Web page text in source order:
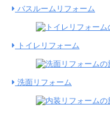
バスルームリフォーム
トイレリフォーム
洗面リフォーム